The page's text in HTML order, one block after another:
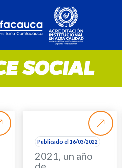
SOCIAL
Publicado el 16/03/2022
2021, un año